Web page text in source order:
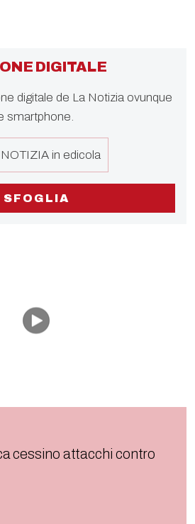
DIGITALE
digitale de La Notizia ovunque
smartphone.
SFOGLIA
cessino attacchi contro